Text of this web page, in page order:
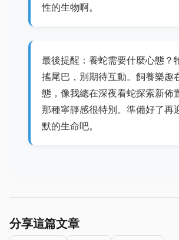
性的生物啊。
最後提醒：養蛇需要什麼心態？
搖尾巴，別期待互動。飼養樂趣
態，像我總在深夜看蛇探索新佈
那種寧靜感很特別。準備好了再
默的生命吧。
分享這篇文章